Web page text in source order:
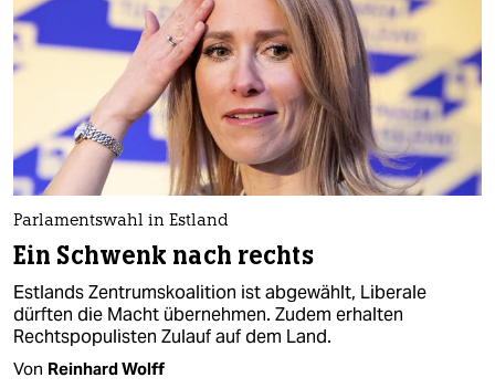
Parlamentswahl in Estland
Ein Schwenk nach rechts
Estlands Zentrumskoalition ist abgewählt, Liberale
dürften die Macht übernehmen. Zudem erhalten
Rechtspopulisten Zulauf auf dem Land.
Von Reinhard Wolff